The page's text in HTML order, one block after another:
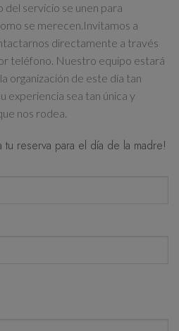
del servicio se unen para
se merecen.Invitamos a
directamente a través
teléfono. Nuestro equipo estará
organización de este día tan
experiencia sea tan única y
nos rodea.
reserva para el día de la madre!